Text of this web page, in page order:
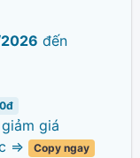
đến
0đ
giá
=>
Copy ngay